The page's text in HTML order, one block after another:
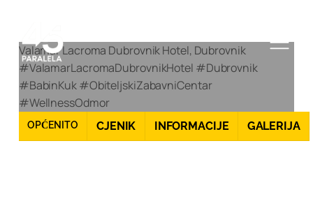
Valamar Lacroma Dubrovnik Hotel, Dubrovnik
#ValamarLacromaDubrovnikHotel #Dubrovnik
#BabinKuk #ObiteljskiZabavniCentar
#WellnessOdmor
OPĆENITO CJENIK INFORMACIJE GALERIJA